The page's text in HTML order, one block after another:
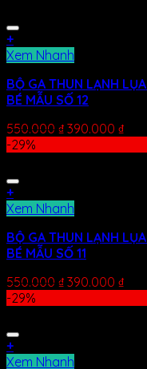
+
Xem Nhanh
BỘ GA THUN LẠNH
BÉ MẪU SỐ 12
550.000 ₫ 390.000 ₫
-29%
+
Xem Nhanh
BỘ GA THUN LẠNH
BÉ MẪU SỐ 11
550.000 ₫ 390.000 ₫
-29%
+
Xem Nhanh